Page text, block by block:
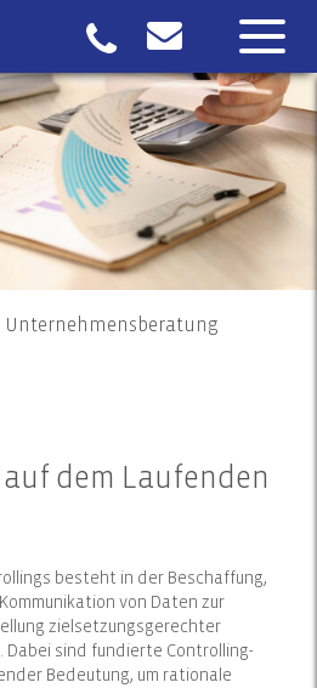
Unternehmensberatung
dem Laufenden
besteht in der Beschaffung,
von Daten zur
zielsetzungsgerechter
sind fundierte Controlling-
Bedeutung, um rationale